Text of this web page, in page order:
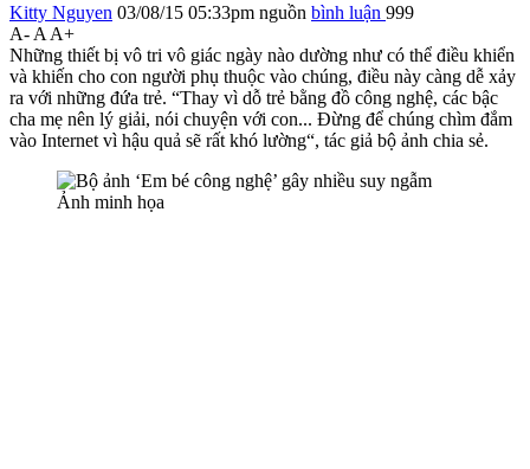
Kitty Nguyen 03/08/15 05:33pm nguồn bình luận 999
A- A A+
Những thiết bị vô tri vô giác ngày nào dường như có thể điều khiển
và khiến cho con người phụ thuộc vào chúng, điều này càng dễ xảy
ra với những đứa trẻ. “Thay vì dỗ trẻ bằng đồ công nghệ, các bậc
cha mẹ nên lý giải, nói chuyện với con... Đừng để chúng chìm đắm
vào Internet vì hậu quả sẽ rất khó lường“, tác giả bộ ảnh chia sẻ.
Ảnh minh họa